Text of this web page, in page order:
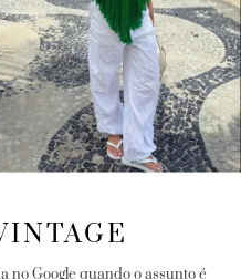
no Google quando o assunto é